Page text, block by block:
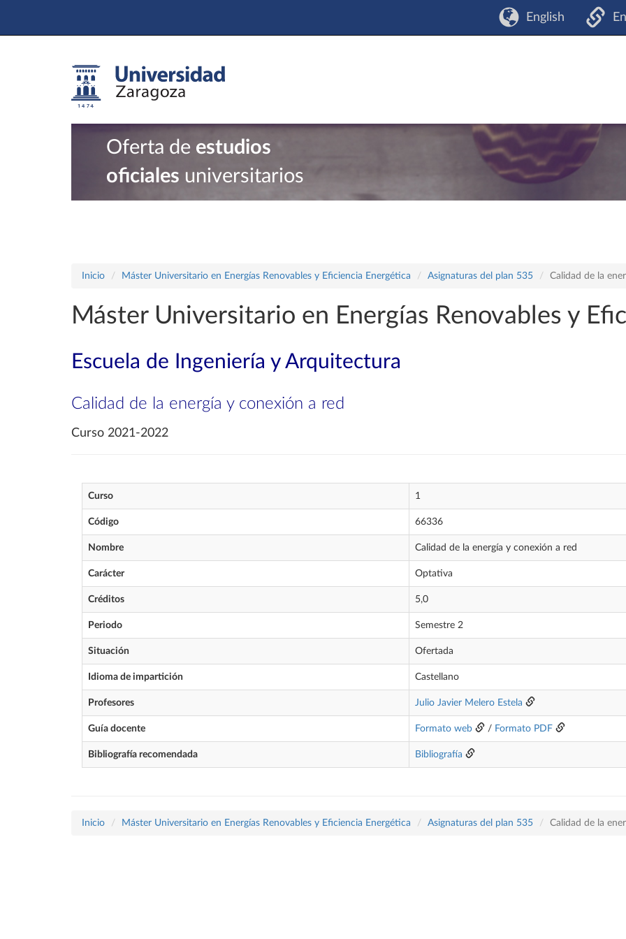
English
Oferta de estudios
oficiales universitarios
Inicio Máster Universitario en Energías Renovables y Eficiencia Energética Asignaturas del plan 535 Calidad de la
Máster Universitario en Energías Renovables y
Escuela de Ingeniería y Arquitectura
Calidad de la energía y conexión a red
Curso 2021-2022
Curso 1
Código 66336
Nombre Calidad de la energía y conexión a red
Carácter Optativa
Créditos 5,0
Periodo Semestre 2
Situación Ofertada
Idioma de impartición Castellano
Profesores Julio Javier Melero Estela
Guía docente Formato web / Formato PDF
Bibliografía recomendada Bibliografía
Inicio Máster Universitario en Energías Renovables y Eficiencia Energética Asignaturas del plan 535 Calidad de la